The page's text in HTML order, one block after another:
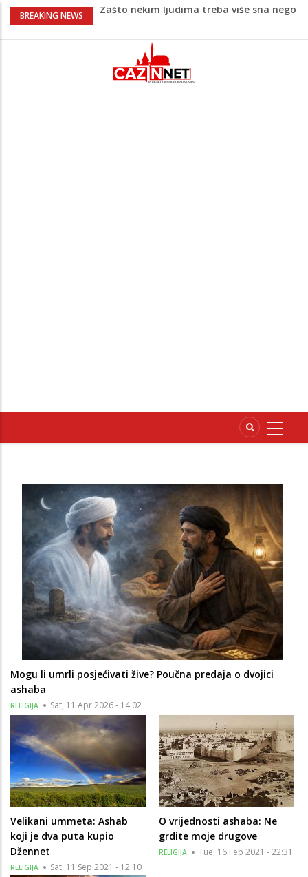
BREAKING NEWS
Zašto nekim ljudima treba više sna nego
Barbarez o igračima iz dijaspore: Da su
odabrali drugu reprezentaciju onda bi
"birali", a ne pripadali
Cazin: Bećirović i Ogrešević otvorili Muzej
Mogu li umrli posjećivati žive? Poučna predaja o dvojici
ashaba
RELIGIJA Sat, 11 Apr 2026 - 14:02
Velikani ummeta: Ashab
koji je dva puta kupio
Džennet
RELIGIJA Sat, 11 Sep 2021 - 12:10
O vrijednosti ashaba: Ne
grdite moje drugove
RELIGIJA Tue, 16 Feb 2021 - 22:31